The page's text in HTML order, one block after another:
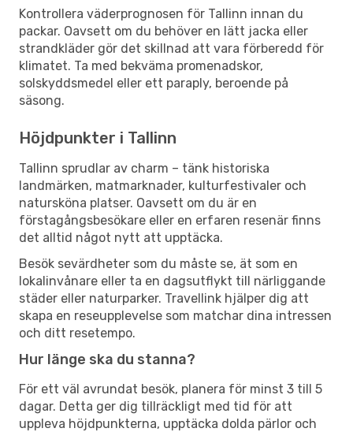
Kontrollera väderprognosen för Tallinn innan du
packar. Oavsett om du behöver en lätt jacka eller
strandkläder gör det skillnad att vara förberedd för
klimatet. Ta med bekväma promenadskor,
solskyddsmedel eller ett paraply, beroende på
säsong.
Höjdpunkter i Tallinn
Tallinn sprudlar av charm – tänk historiska
landmärken, matmarknader, kulturfestivaler och
natursköna platser. Oavsett om du är en
förstagångsbesökare eller en erfaren resenär finns
det alltid något nytt att upptäcka.
Besök sevärdheter som du måste se, ät som en
lokalinvånare eller ta en dagsutflykt till närliggande
städer eller naturparker. Travellink hjälper dig att
skapa en reseupplevelse som matchar dina intressen
och ditt resetempo.
Hur länge ska du stanna?
För ett väl avrundat besök, planera för minst 3 till 5
dagar. Detta ger dig tillräckligt med tid för att
uppleva höjdpunkterna, upptäcka dolda pärlor och